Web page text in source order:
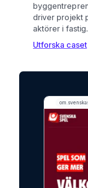
driver projekt
aktörer i
Utforska caset